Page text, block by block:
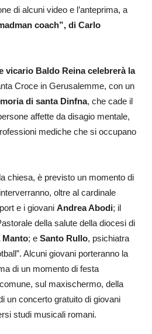
di alcuni video e l’anteprima, a
coach”, di Carlo
vicario Baldo Reina celebrerà la
Croce in Gerusalemme, con un
di santa Dinfna, che cade il
affette da disagio mentale,
mediche che si occupano
chiesa, è previsto un momento di
oltre al cardinale
e i giovani Andrea Abodi; il
della salute della diocesi di
Manto; e Santo Rullo, psichiatra
Alcuni giovani porteranno la
di un momento di festa
sul maxischermo, della
un concerto gratuito di giovani
studi musicali romani.